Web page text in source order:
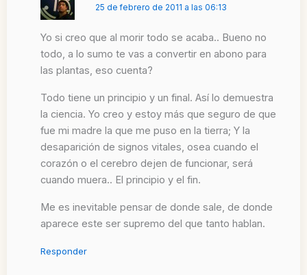
25 de febrero de 2011 a las 06:13
Yo si creo que al morir todo se acaba.. Bueno no
todo, a lo sumo te vas a convertir en abono para
las plantas, eso cuenta?
Todo tiene un principio y un final. Así lo demuestra
la ciencia. Yo creo y estoy más que seguro de que
fue mi madre la que me puso en la tierra; Y la
desaparición de signos vitales, osea cuando el
corazón o el cerebro dejen de funcionar, será
cuando muera.. El principio y el fin.
Me es inevitable pensar de donde sale, de donde
aparece este ser supremo del que tanto hablan.
Responder